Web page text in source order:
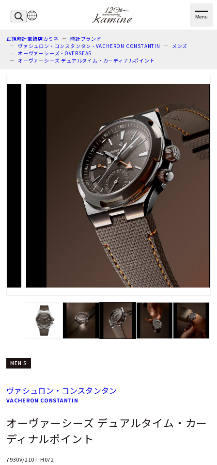
Menu
正規時計宝飾店カミネ
時計ブランド
ヴァシュロン・コンスタンタン - VACHERON CONSTANTIN
メンズ
オーヴァーシーズ - OVERSEAS
オーヴァーシーズ デュアルタイム・カーディナルポイント
MEN'S
ヴァシュロン・コンスタンタン
VACHERON CONSTANTIN
オーヴァーシーズ デュアルタイム・カー
ディナルポイント
7930V/210T-H072